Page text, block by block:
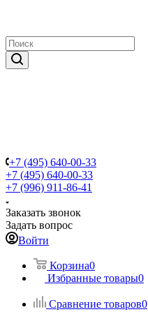
+7 (495) 640-00-33
+7 (495) 640-00-33
+7 (996) 911-86-41
Заказать звонок
Задать вопрос
Войти
Корзина0
Избранные товары0
Сравнение товаров0